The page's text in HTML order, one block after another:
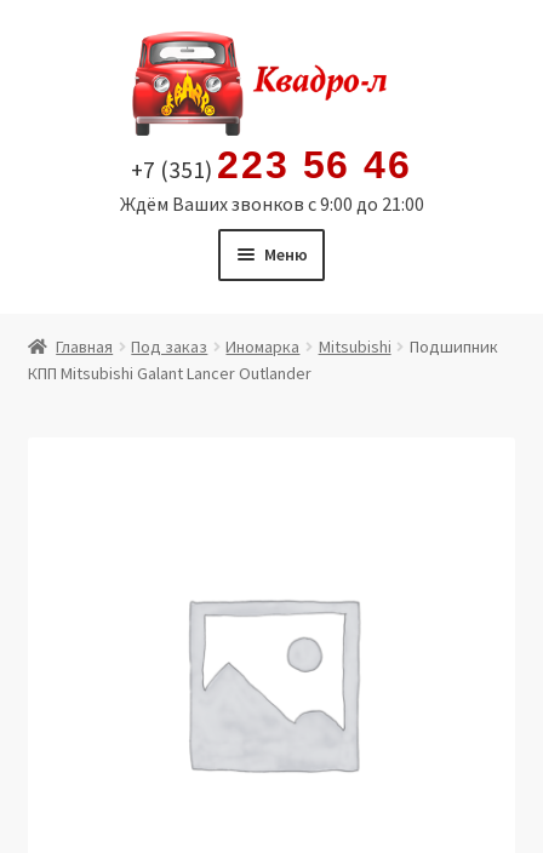
содержимому
+7 (351) 223 56 46
Ждём Ваших звонков с 9:00 до 21:00
Меню
Витрина
Юридические данные
Главная Под заказ Иномарка Mitsubishi
Подшипник
КПП Mitsubishi Galant Lancer Outlander